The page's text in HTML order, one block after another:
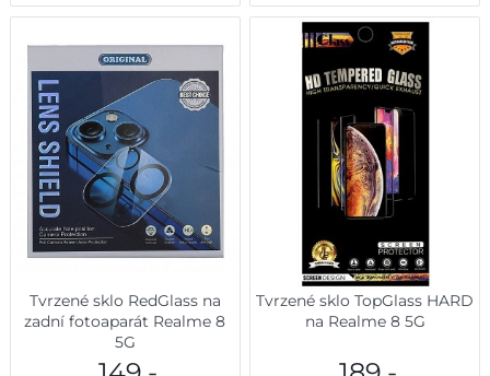
Tvrzené sklo RedGlass na
zadní fotoaparát Realme 8
5G
Tvrzené sklo TopGlass HARD
na Realme 8 5G